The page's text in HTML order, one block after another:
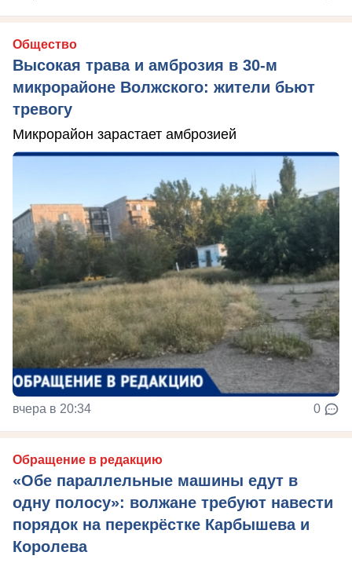
Общество
Высокая трава и амброзия в 30‑м
микрорайоне Волжского: жители бьют
тревогу
Микрорайон зарастает амброзией
вчера в 20:34 0
Обращение в редакцию
«Обе параллельные машины едут в
одну полосу»: волжане требуют навести
порядок на перекрёстке Карбышева и
Королева